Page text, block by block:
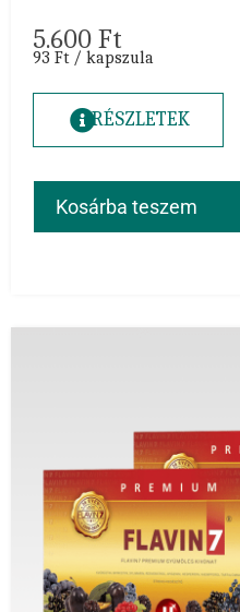
5.600 Ft
93 Ft / kapszula
RÉSZLETEK
Kosárba teszem